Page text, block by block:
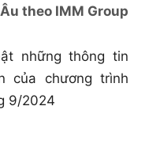
theo IMM Group
những thông tin
của chương trình
9/2024